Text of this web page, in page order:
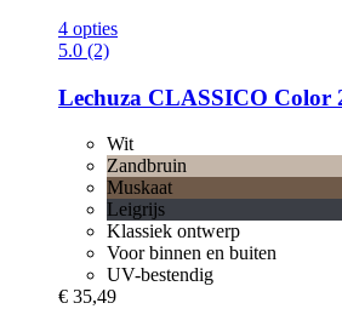
4 opties
5.0 (2)
Lechuza CLASSICO Color
Wit
Zandbruin
Muskaat
Leigrijs
Klassiek ontwerp
Voor binnen en buiten
UV-bestendig
€ 35,49